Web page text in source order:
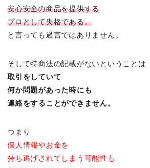
安心安全の商品を提供する
プロとして失格である。
と言っても過言ではありません。
そして特商法の記載がないということは
取引をしていて
何か問題があった時にも
連絡をすることができません。
つまり
個人情報やお金を
持ち逃げされてしまう可能性も